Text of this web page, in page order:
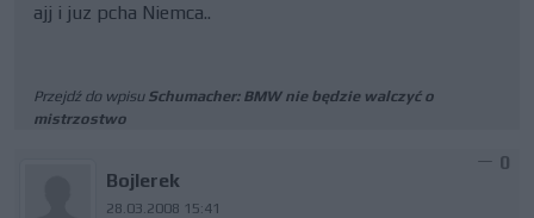
ajj i juz pcha Niemca..
Przejdź do wpisu Schumacher: BMW nie będzie walczyć o
mistrzostwo
Bojlerek
28.03.2008 15:41
0